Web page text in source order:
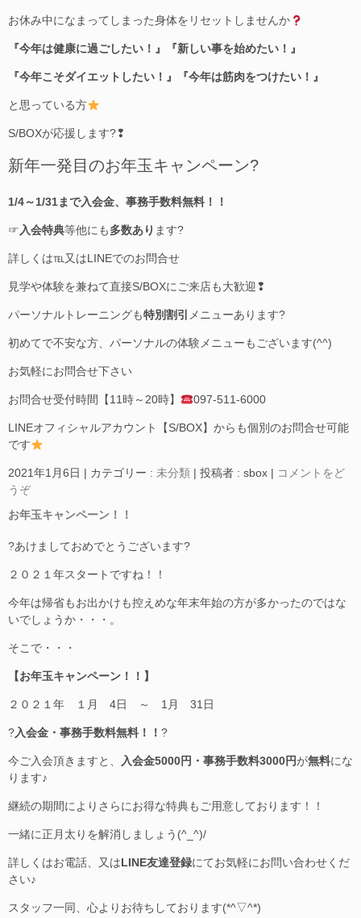
お休み中になまってしまった身体をリセットしませんか
『今年は健康に過ごしたい！』『新しい事を始めたい！』
『今年こそダイエットしたい！』『今年は筋肉をつけたい！』
と思っている方
S/BOXが応援します?❢
新年一発目のお年玉キャンペーン?
1/4～1/31まで入会金、事務手数料無料！！
☞入会特典等他にも多数あり ます?
詳しくは℡又はLINEでのお問合せ
見学や体験を兼ねて直接S/BOXにご来店も大歓迎❢
パーソナルトレーニングも特別割引 メニューあります?
初めてで不安な方、パーソナルの体験メニューもございます(^^)
お気軽にお問合せ下さい
お問合せ受付時間【11時～20時】 097-511-6000
LINEオフィシャルアカウント【S/BOX】からも個別のお問合せ可能
です
2021年1月6日 | カテゴリー : 未分類 | 投稿者 : sbox | コメントをど
うぞ
お年玉キャンペーン！！
?あけましておめでとうございます?
２０２１年スタートですね！！
今年は帰省もお出かけも控えめな年末年始の方が多かったのではな
いでしょうか・・・。
そこで・・・
【お年玉キャンペーン！！】
２０２１年 １月 4日 ～ 1月 31日
?入会金・事務手数料無料！！ ?
今ご入会頂きますと、 入会金5000円・事務手数料3000円が無料にな
ります♪
継続の期間によりさらにお得な特典もご用意しております！！
一緒に正月太りを解消しましょう(^_^)/
詳しくはお電話、又はLINE友達登録にてお気軽にお問い合わせくだ
さい♪
スタッフ一同、心よりお待ちしております(*^▽^*)